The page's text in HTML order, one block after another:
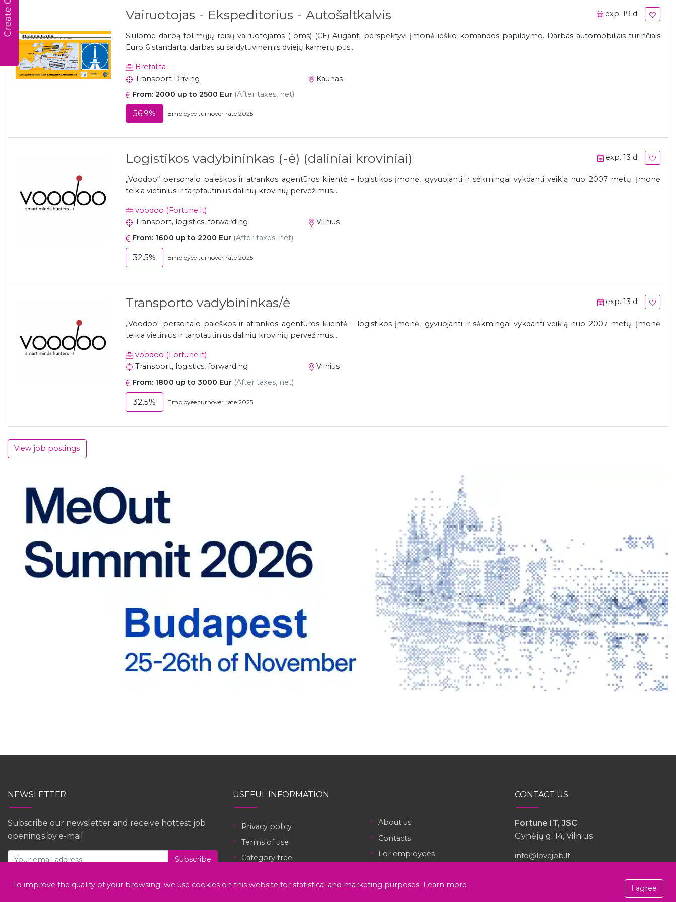
Vairuotojas - Ekspeditorius - Autošaltkalvis exp. 19 d.
Siūlome darbą tolimųjų reisų vairuotojams (-oms) (CE) Auganti perspektyvi įmonė ieško komandos papildymo. Darbas automobiliais turinčiais
Euro 6 standartą, darbas su šaldytuvinėmis dviejų kamerų pus...
Bretalita
Transport Driving
Kaunas
From: 2000 up to 2500 Eur (After taxes, net)
56.9% Employee turnover rate 2025
Logistikos vadybininkas (-ė) (daliniai kroviniai) exp. 13 d.
„Voodoo“ personalo paieškos ir atrankos agentūros klientė – logistikos įmonė, gyvuojanti ir sėkmingai vykdanti veiklą nuo 2007 metų. Įmonė
teikia vietinius ir tarptautinius dalinių krovinių pervežimus...
voodoo (Fortune it)
Transport, logistics, forwarding
Vilnius
From: 1600 up to 2200 Eur (After taxes, net)
32.5% Employee turnover rate 2025
Transporto vadybininkas/ė exp. 13 d.
„Voodoo“ personalo paieškos ir atrankos agentūros klientė – logistikos įmonė, gyvuojanti ir sėkmingai vykdanti veiklą nuo 2007 metų. Įmonė
teikia vietinius ir tarptautinius dalinių krovinių pervežimus...
voodoo (Fortune it)
Transport, logistics, forwarding
Vilnius
From: 1800 up to 3000 Eur (After taxes, net)
32.5% Employee turnover rate 2025
View job postings
NEWSLETTER
Subscribe our newsletter and receive hottest job
openings by e-mail
Subscribe
USEFUL INFORMATION
Privacy policy
Terms of use
Category tree
Free CV templates
About us
Contacts
For employees
Sign up
CONTACT US
Fortune IT, JSC
Gynėjų g. 14, Vilnius
info@lovejob.lt
To improve the quality of your browsing, we use cookies on this website for statistical and marketing purposes. Learn more I agree